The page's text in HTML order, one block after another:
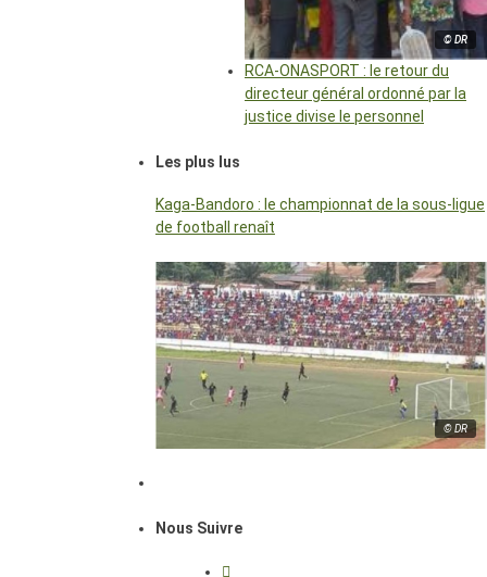
© DR
RCA-ONASPORT : le retour du
directeur général ordonné par la
justice divise le personnel
Les plus lus
Kaga-Bandoro : le championnat de la sous-ligue
de football renaît
© DR
Nous Suivre